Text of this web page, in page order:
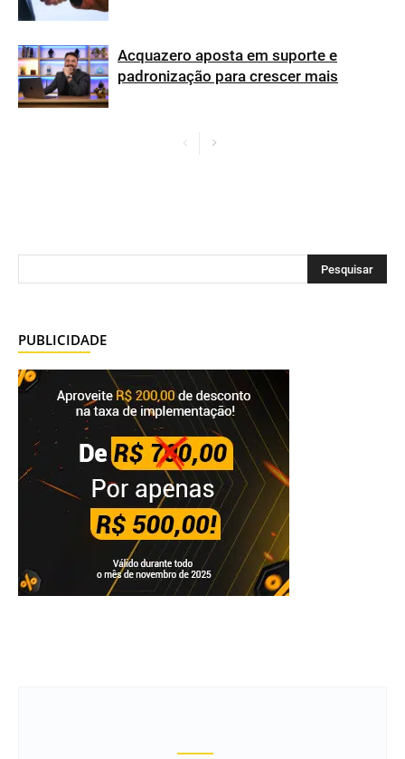
Acquazero aposta em suporte e
padronização para crescer mais
PUBLICIDADE